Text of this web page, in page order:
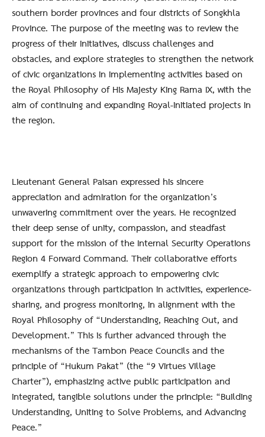
southern border provinces and four districts of Songkhla
Province. The purpose of the meeting was to review the
progress of their initiatives, discuss challenges and
obstacles, and explore strategies to strengthen the network
of civic organizations in implementing activities based on
the Royal Philosophy of His Majesty King Rama IX, with the
aim of continuing and expanding Royal-initiated projects in
the region.
Lieutenant General Paisan expressed his sincere
appreciation and admiration for the organization’s
unwavering commitment over the years. He recognized
their deep sense of unity, compassion, and steadfast
support for the mission of the Internal Security Operations
Region 4 Forward Command. Their collaborative efforts
exemplify a strategic approach to empowering civic
organizations through participation in activities, experience-
sharing, and progress monitoring, in alignment with the
Royal Philosophy of “Understanding, Reaching Out, and
Development.” This is further advanced through the
mechanisms of the Tambon Peace Councils and the
principle of “Hukum Pakat” (the “9 Virtues Village
Charter”), emphasizing active public participation and
integrated, tangible solutions under the principle: “Building
Understanding, Uniting to Solve Problems, and Advancing
Peace.”